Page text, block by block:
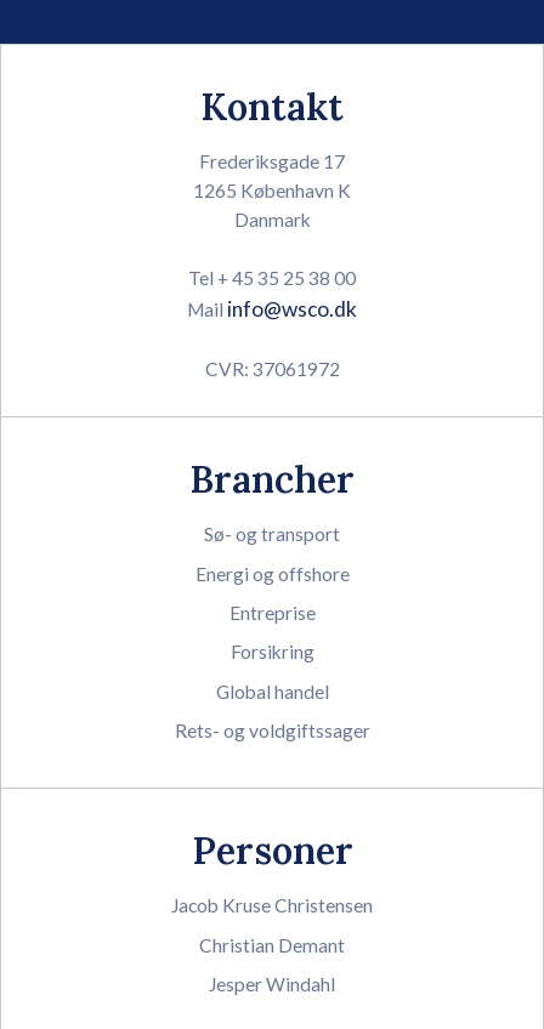
Kontakt
Frederiksgade 17
1265 København K
Danmark
Tel + 45 35 25 38 00
Mail info@wsco.dk
CVR: 37061972
Brancher
Sø- og transport
Energi og offshore
Entreprise
Forsikring
Global handel
Rets- og voldgiftssager
Personer
Jacob Kruse Christensen
Christian Demant
Jesper Windahl